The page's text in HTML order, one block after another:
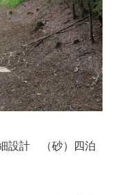
設計 （砂）四泊